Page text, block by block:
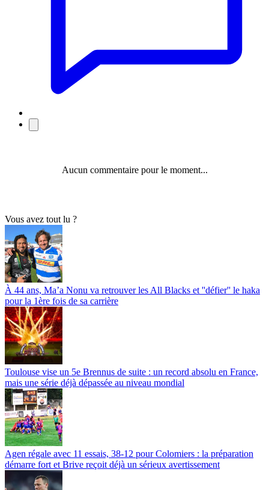
Aucun commentaire pour le moment...
Vous avez tout lu ?
À 44 ans, Ma’a Nonu va retrouver les All Blacks et ''défier'' le haka
pour la 1ère fois de sa carrière
Toulouse vise un 5e Brennus de suite : un record absolu en France,
mais une série déjà dépassée au niveau mondial
Agen régale avec 11 essais, 38-12 pour Colomiers : la préparation
démarre fort et Brive reçoit déjà un sérieux avertissement